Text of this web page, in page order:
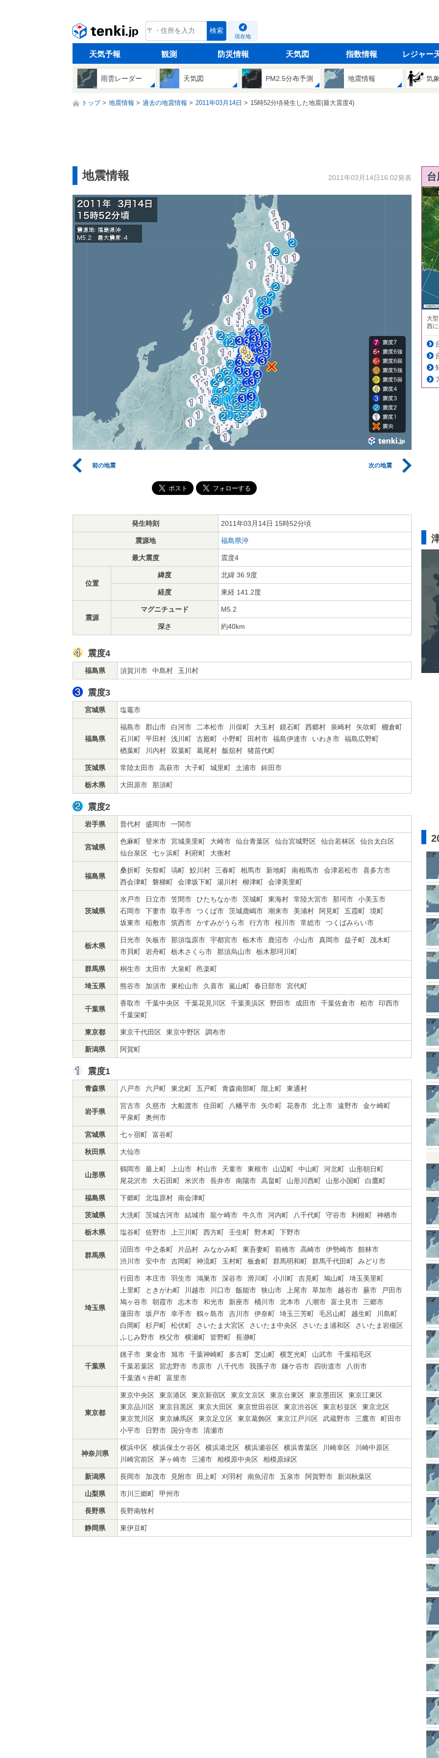
tenki.jp 検索
現在地
天気予報 観測 防災情報 天気図 指数情報 レジャー
雨雲レーダー 天気図 PM2.5分布予測 地震情報 気
トップ 地震情報 過去の地震情報 2011年03月14日 15時52分頃発生した地震(最大震度4)
地震情報 2011年03月14日16:02発表
前の地震 次の地震
発生時刻 2011年03月14日 15時52分頃
震源地 福島県沖
最大震度 震度4
位置
緯度 北緯 36.9度
経度 東経 141.2度
震源
マグニチュード M5.2
深さ 約40km
震度4
福島県 須賀川市 中島村 玉川村
震度3
宮城県 塩竈市
福島県
福島市 郡山市 白河市 二本松市 川俣町 大玉村 鏡石町 西郷村 泉崎村 矢吹町
棚倉町
石川町
平田村 浅川町 古殿町 小野町 田村市 福島伊達市 いわき市
福島広野町
楢葉町
川内村 双葉町 葛尾村 飯舘村 猪苗代町
茨城県 常陸太田市 高萩市 大子町 城里町 土浦市 鉾田市
栃木県 大田原市 那須町
震度2
岩手県 普代村 盛岡市 一関市
宮城県
色麻町 登米市 宮城美里町 大崎市 仙台青葉区 仙台宮城野区 仙台若林区
仙台太白区
仙台泉区
七ヶ浜町 利府町 大衡村
福島県
桑折町 矢祭町 塙町 鮫川村 三春町 相馬市 新地町 南相馬市 会津若松市
喜多方市
西会津町
磐梯町 会津坂下町 湯川村 柳津町 会津美里町
茨城県
水戸市 日立市 笠間市 ひたちなか市 茨城町 東海村 常陸大宮市 那珂市
小美玉市
石岡市
下妻市 取手市 つくば市 茨城鹿嶋市 潮来市 美浦村 阿見町 五霞町
境町
坂東市
稲敷市 筑西市 かすみがうら市 行方市 桜川市 常総市 つくばみらい市
栃木県
日光市 矢板市 那須塩原市 宇都宮市 栃木市 鹿沼市 小山市 真岡市 益子町
茂木町
市貝町
岩舟町 栃木さくら市 那須烏山市 栃木那珂川町
群馬県 桐生市 太田市 大泉町 邑楽町
埼玉県 熊谷市 加須市 東松山市 久喜市 嵐山町 春日部市 宮代町
千葉県
香取市 千葉中央区 千葉花見川区 千葉美浜区 野田市 成田市 千葉佐倉市 柏市
印西市
千葉栄町
東京都 東京千代田区 東京中野区 調布市
新潟県 阿賀町
震度1
青森県 八戸市 六戸町 東北町 五戸町 青森南部町 階上町 東通村
岩手県
宮古市 久慈市 大船渡市 住田町 八幡平市 矢巾町 花巻市 北上市 遠野市
金ケ崎町
平泉町
奥州市
宮城県 七ヶ宿町 富谷町
秋田県 大仙市
山形県
鶴岡市 最上町 上山市 村山市 天童市 東根市 山辺町 中山町 河北町
山形朝日町
尾花沢市
大石田町 米沢市 長井市 南陽市 高畠町 山形川西町 山形小国町 白鷹町
福島県 下郷町 北塩原村 南会津町
茨城県 大洗町 茨城古河市 結城市 龍ケ崎市 牛久市 河内町 八千代町 守谷市 利根町 神栖市
栃木県 塩谷町 佐野市 上三川町 西方町 壬生町 野木町 下野市
群馬県
沼田市 中之条町 片品村 みなかみ町 東吾妻町 前橋市 高崎市 伊勢崎市
館林市
渋川市
安中市 吉岡町 神流町 玉村町 板倉町 群馬明和町 群馬千代田町 みどり市
埼玉県
行田市 本庄市 羽生市 鴻巣市 深谷市 滑川町 小川町 吉見町 鳩山町
埼玉美里町
上里町
ときがわ町 川越市 川口市 飯能市 狭山市 上尾市 草加市 越谷市 蕨市
戸田市
鳩ヶ谷市
朝霞市 志木市 和光市 新座市 桶川市 北本市 八潮市 富士見市
三郷市
蓮田市
坂戸市 幸手市 鶴ヶ島市 吉川市 伊奈町 埼玉三芳町 毛呂山町 越生町
川島町
白岡町
杉戸町 松伏町 さいたま大宮区 さいたま中央区 さいたま浦和区
さいたま岩槻区
ふじみ野市
秩父市 横瀬町 皆野町 長瀞町
千葉県
銚子市 東金市 旭市 千葉神崎町 多古町 芝山町 横芝光町 山武市
千葉稲毛区
千葉若葉区
習志野市 市原市 八千代市 我孫子市 鎌ケ谷市 四街道市
八街市
千葉酒々井町
富里市
東京都
東京中央区 東京港区 東京新宿区 東京文京区 東京台東区 東京墨田区
東京江東区
東京品川区
東京目黒区 東京大田区 東京世田谷区 東京渋谷区 東京杉並区
東京北区
東京荒川区
東京練馬区 東京足立区 東京葛飾区 東京江戸川区 武蔵野市 三鷹市
町田市
小平市
日野市 国分寺市 清瀬市
神奈川県
横浜中区 横浜保土ケ谷区 横浜港北区 横浜瀬谷区 横浜青葉区 川崎幸区
川崎中原区
川崎宮前区
茅ヶ崎市 三浦市 相模原中央区 相模原緑区
新潟県 長岡市 加茂市 見附市 田上町 刈羽村 南魚沼市 五泉市 阿賀野市 新潟秋葉区
山梨県 市川三郷町 甲州市
長野県 長野南牧村
静岡県 東伊豆町
大
西